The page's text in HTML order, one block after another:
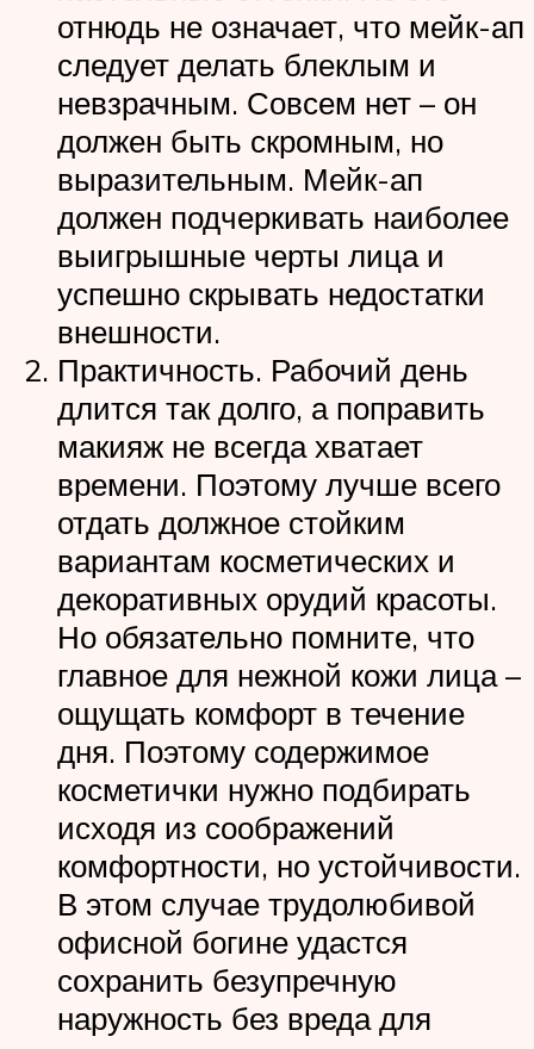
отнюдь не означает, что мейк-ап
следует делать блеклым и
невзрачным. Совсем нет – он
должен быть скромным, но
выразительным. Мейк-ап
должен подчеркивать наиболее
выигрышные черты лица и
успешно скрывать недостатки
внешности.
Практичность. Рабочий день
длится так долго, а поправить
макияж не всегда хватает
времени. Поэтому лучше всего
отдать должное стойким
вариантам косметических и
декоративных орудий красоты.
Но обязательно помните, что
главное для нежной кожи лица –
ощущать комфорт в течение
дня. Поэтому содержимое
косметички нужно подбирать
исходя из соображений
комфортности, но устойчивости.
В этом случае трудолюбивой
офисной богине удастся
сохранить безупречную
наружность без вреда для